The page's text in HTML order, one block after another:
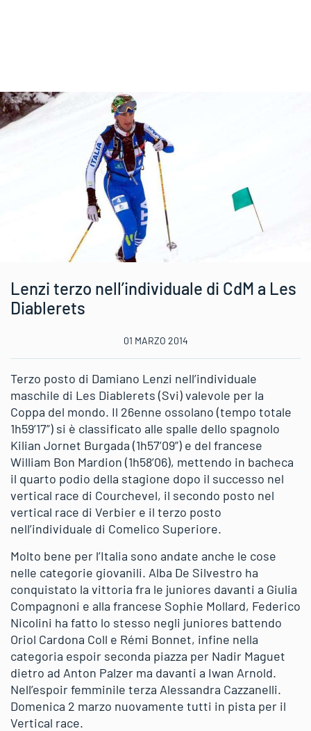
Lenzi terzo nell’individuale di CdM a Les
Diablerets
01 MARZO 2014
Terzo posto di Damiano Lenzi nell’individuale
maschile di Les Diablerets (Svi) valevole per la
Coppa del mondo. Il 26enne ossolano (tempo totale
1h59’17”) si è classificato alle spalle dello spagnolo
Kilian Jornet Burgada (1h57’09”) e del francese
William Bon Mardion (1h58’06), mettendo in bacheca
il quarto podio della stagione dopo il successo nel
vertical race di Courchevel, il secondo posto nel
vertical race di Verbier e il terzo posto
nell’individuale di Comelico Superiore.
Molto bene per l’Italia sono andate anche le cose
nelle categorie giovanili. Alba De Silvestro ha
conquistato la vittoria fra le juniores davanti a Giulia
Compagnoni e alla francese Sophie Mollard, Federico
Nicolini ha fatto lo stesso negli juniores battendo
Oriol Cardona Coll e Rémi Bonnet, infine nella
categoria espoir seconda piazza per Nadir Maguet
dietro ad Anton Palzer ma davanti a Iwan Arnold.
Nell’espoir femminile terza Alessandra Cazzanelli.
Domenica 2 marzo nuovamente tutti in pista per il
Vertical race.